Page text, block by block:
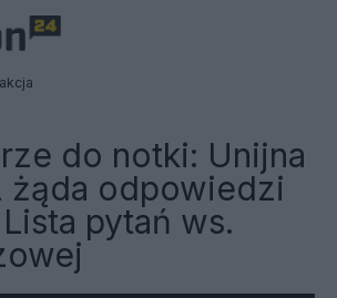
do notki: Unijna
żąda odpowiedzi
pytań ws.